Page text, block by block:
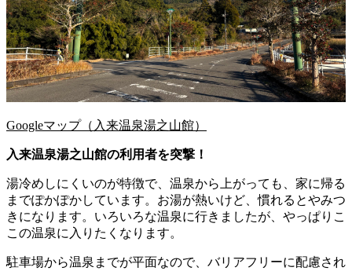
Googleマップ（入来温泉湯之山館）
入来温泉湯之山館の利用者を突撃！
湯冷めしにくいのが特徴で、温泉から上がっても、家に帰る
までぽかぽかしています。お湯が熱いけど、慣れるとやみつ
きになります。いろいろな温泉に行きましたが、やっぱりこ
この温泉に入りたくなります。
駐車場から温泉までが平面なので、バリアフリーに配慮され